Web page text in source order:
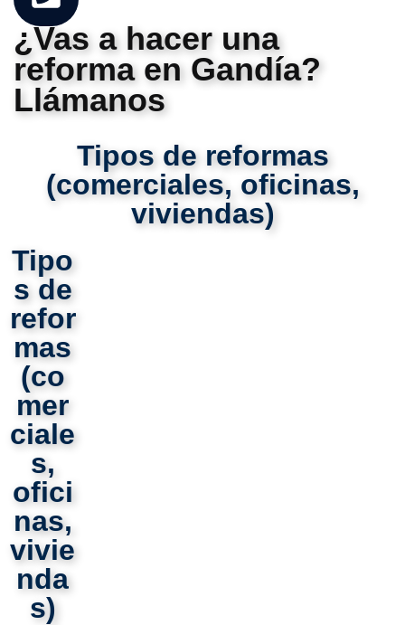
¿Vas a hacer una
reforma en Gandía?
Llámanos
Tipos de reformas
(comerciales, oficinas,
viviendas)
Tipo
s de
refor
mas
(co
mer
ciale
s,
ofici
nas,
vivie
nda
s)​